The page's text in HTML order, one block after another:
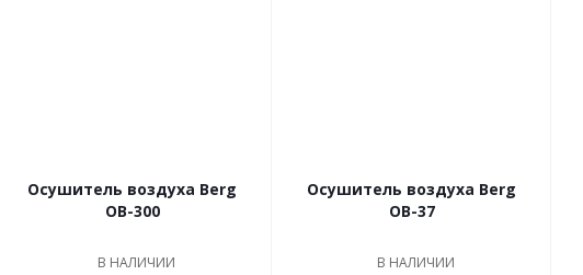
Осушитель воздуха Berg
OB-300
В НАЛИЧИИ
Осушитель воздуха Berg
OB-37
В НАЛИЧИИ